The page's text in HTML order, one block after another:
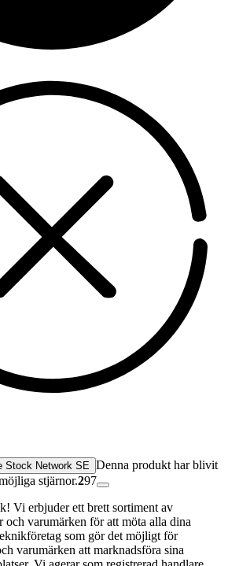
Stock Network SE Denna produkt har blivit
stjärnor.297
Vi erbjuder ett brett sortiment av
varumärken för att möta alla dina
som gör det möjligt för
varumärken att marknadsföra sina